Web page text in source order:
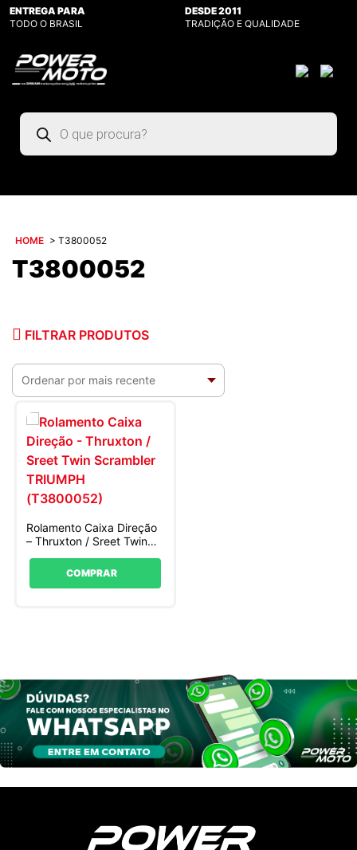
ENTREGA PARA
TODO O BRASIL
DESDE 2011
TRADIÇÃO E QUALIDADE
Pesquisar
produtos
HOME > T3800052
T3800052
FILTRAR PRODUTOS
Rolamento Caixa Direção
– Thruxton / Sreet Twin
(T3800052)COMPRAR